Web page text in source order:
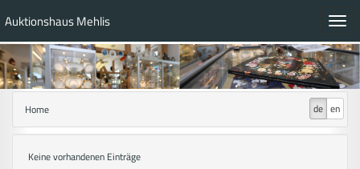
Auktionshaus Mehlis
de en
Home
Keine vorhandenen Einträge